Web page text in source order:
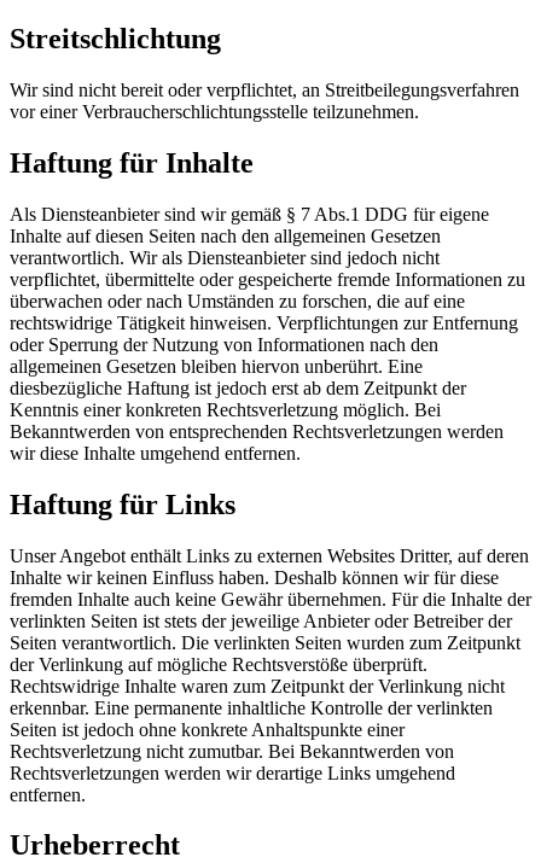
Streitschlichtung
Wir sind nicht bereit oder verpflichtet, an Streitbeilegungsverfahren
vor einer Verbraucherschlichtungsstelle teilzunehmen.
Haftung für Inhalte
Als Diensteanbieter sind wir gemäß § 7 Abs.1 DDG für eigene
Inhalte auf diesen Seiten nach den allgemeinen Gesetzen
verantwortlich. Wir als Diensteanbieter sind jedoch nicht
verpflichtet, übermittelte oder gespeicherte fremde Informationen zu
überwachen oder nach Umständen zu forschen, die auf eine
rechtswidrige Tätigkeit hinweisen. Verpflichtungen zur Entfernung
oder Sperrung der Nutzung von Informationen nach den
allgemeinen Gesetzen bleiben hiervon unberührt. Eine
diesbezügliche Haftung ist jedoch erst ab dem Zeitpunkt der
Kenntnis einer konkreten Rechtsverletzung möglich. Bei
Bekanntwerden von entsprechenden Rechtsverletzungen werden
wir diese Inhalte umgehend entfernen.
Haftung für Links
Unser Angebot enthält Links zu externen Websites Dritter, auf deren
Inhalte wir keinen Einfluss haben. Deshalb können wir für diese
fremden Inhalte auch keine Gewähr übernehmen. Für die Inhalte der
verlinkten Seiten ist stets der jeweilige Anbieter oder Betreiber der
Seiten verantwortlich. Die verlinkten Seiten wurden zum Zeitpunkt
der Verlinkung auf mögliche Rechtsverstöße überprüft.
Rechtswidrige Inhalte waren zum Zeitpunkt der Verlinkung nicht
erkennbar. Eine permanente inhaltliche Kontrolle der verlinkten
Seiten ist jedoch ohne konkrete Anhaltspunkte einer
Rechtsverletzung nicht zumutbar. Bei Bekanntwerden von
Rechtsverletzungen werden wir derartige Links umgehend
entfernen.
Urheberrecht